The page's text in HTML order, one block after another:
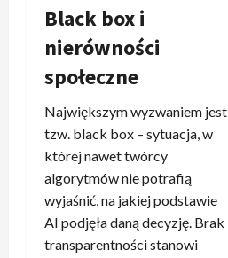
Black box i
nierówności
społeczne
Największym wyzwaniem jest
tzw. black box – sytuacja, w
której nawet twórcy
algorytmów nie potrafią
wyjaśnić, na jakiej podstawie
AI podjęła daną decyzję. Brak
transparentności stanowi